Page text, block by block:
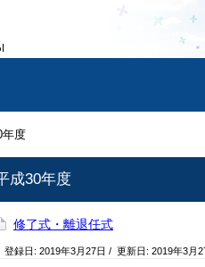
年度
成30年度
修了式・離退任式
登録日: 2019年3月27日 / 更新日: 2019年3月